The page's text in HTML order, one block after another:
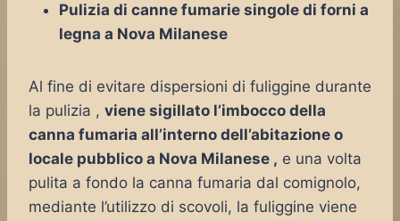
Pulizia di canne fumarie singole di forni a
legna a Nova Milanese
Al fine di evitare dispersioni di fuliggine durante
la pulizia , viene sigillato l’imbocco della
canna fumaria all’interno dell’abitazione o
locale pubblico a Nova Milanese , e una volta
pulita a fondo la canna fumaria dal comignolo,
mediante l’utilizzo di scovoli, la fuliggine viene